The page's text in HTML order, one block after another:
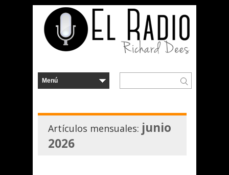
Artículos mensuales: junio
2026